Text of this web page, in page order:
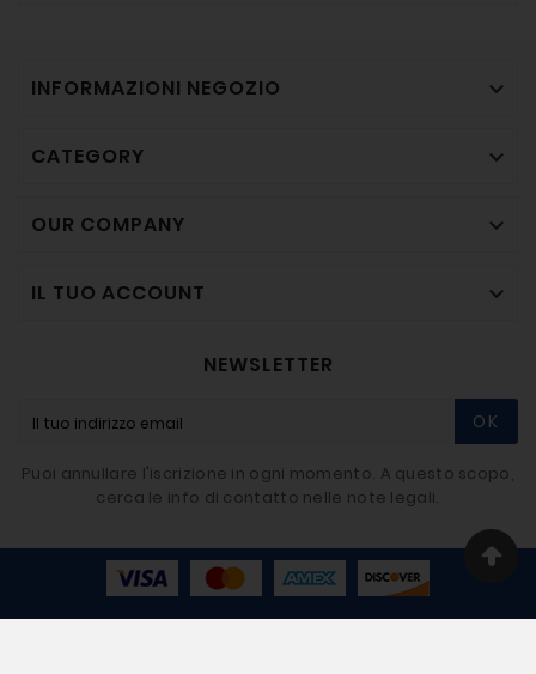
INFORMAZIONI NEGOZIO 
CATEGORY 
OUR COMPANY 
IL TUO ACCOUNT 
NEWSLETTER
OK
Puoi annullare l'iscrizione in ogni momento. A questo scopo,
cerca le info di contatto nelle note legali.